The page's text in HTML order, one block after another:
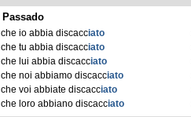
Passado
che io abbia discacciato
che tu abbia discacciato
che lui abbia discacciato
che noi abbiamo discacciato
che voi abbiate discacciato
che loro abbiano discacciato